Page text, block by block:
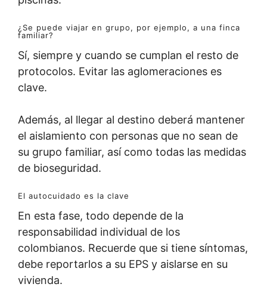
¿Se puede viajar en grupo, por ejemplo, a una finca
familiar?
Sí, siempre y cuando se cumplan el resto de
protocolos. Evitar las aglomeraciones es
clave.
Además, al llegar al destino deberá mantener
el aislamiento con personas que no sean de
su grupo familiar, así como todas las medidas
de bioseguridad.
El autocuidado es la clave
En esta fase, todo depende de la
responsabilidad individual de los
colombianos. Recuerde que si tiene síntomas,
debe reportarlos a su EPS y aislarse en su
vivienda.